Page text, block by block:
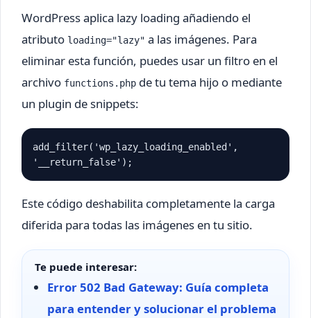
WordPress aplica lazy loading añadiendo el
atributo loading="lazy" a las imágenes. Para
eliminar esta función, puedes usar un filtro en el
archivo functions.php de tu tema hijo o mediante
un plugin de snippets:
add_filter('wp_lazy_loading_enabled',
'__return_false');
Este código deshabilita completamente la carga
diferida para todas las imágenes en tu sitio.
Te puede interesar:
Error 502 Bad Gateway: Guía completa
para entender y solucionar el problema